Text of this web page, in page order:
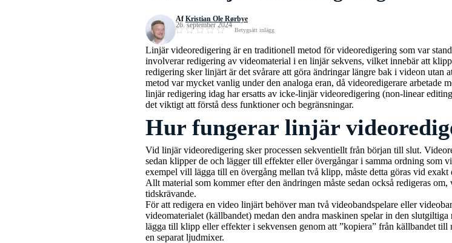
AfKristian Ole Rørbye
26. september 2024
Betygsätt inlägg
Linjär videoredigering är en traditionell metod för videoredigering som var
involverar redigering av videomaterial i en linjär sekvens, vilket innebär att
redigering sker linjärt är det svårare att göra ändringar längre bak i videon utan
metod var mycket vanlig under den analoga eran, då videoredigerare arbetade
linjär redigering idag har ersatts av icke-linjär videoredigering (non-linear
det viktigt att förstå dess funktioner och begränsningar.
Hur fungerar linjär
Vid linjär videoredigering sker processen sekventiellt från början till slut.
sedan klipper de och lägger till effekter eller övergångar i samma ordning som
exempel vill lägga till en övergång mellan två klipp, måste detta göras vid
Allt material som kommer efter den ändringen måste sedan också redigeras
tidskrävande.
För att redigera en video linjärt behöver man två videobandspelare eller
videomaterialet (källbandet) medan den andra maskinen spelar in den
lägga till klipp eller effekter i sekvensen genom att ”kopiera” från källbandet
en separat ljudmixer.